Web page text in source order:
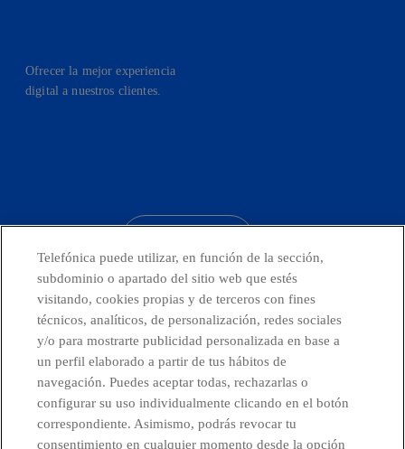
Ofrecer la mejor experiencia
digital a nuestros clientes.
Telefónica en redes sociales
Canal de Denuncias
Centro Global Transparencia
Telefónica puede utilizar, en función de la sección,
subdominio o apartado del sitio web que estés
visitando, cookies propias y de terceros con fines
técnicos, analíticos, de personalización, redes sociales
y/o para mostrarte publicidad personalizada en base a
un perfil elaborado a partir de tus hábitos de
navegación. Puedes aceptar todas, rechazarlas o
configurar su uso individualmente clicando en el botón
correspondiente. Asimismo, podrás revocar tu
consentimiento en cualquier momento desde la opción